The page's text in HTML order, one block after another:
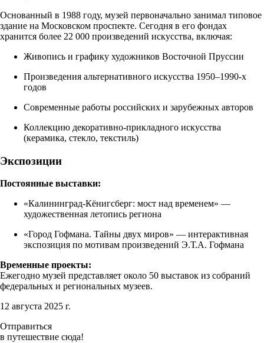
Основанный в 1988 году, музей первоначально занимал типовое
здание на Московском проспекте. Сегодня в его фондах
хранится более 22 000 произведений искусства, включая:
Живопись и графику художников Восточной Пруссии
Произведения альтернативного искусства 1950–1990-х
годов
Современные работы российских и зарубежных авторов
Коллекцию декоративно-прикладного искусства
(керамика, стекло, текстиль)
Экспозиции
Постоянные выставки:
«Калининград-Кёнигсберг: мост над временем» —
художественная летопись региона
«Город Гофмана. Тайны двух миров» — интерактивная
экспозиция по мотивам произведений Э.Т.А. Гофмана
Временные проекты:
Ежегодно музей представляет около 50 выставок из собраний
федеральных и региональных музеев.
12 августа 2025 г.
Отправиться
в путешествие сюда!